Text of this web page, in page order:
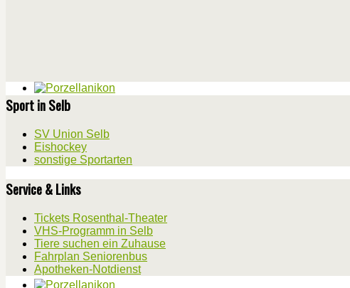
Sport in Selb
SV Union Selb
Eishockey
sonstige Sportarten
Service & Links
Tickets Rosenthal-Theater
VHS-Programm in Selb
Tiere suchen ein Zuhause
Fahrplan Seniorenbus
Apotheken-Notdienst